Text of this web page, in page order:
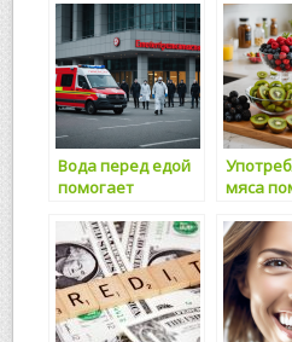
Вода перед едой
помогает
мяса